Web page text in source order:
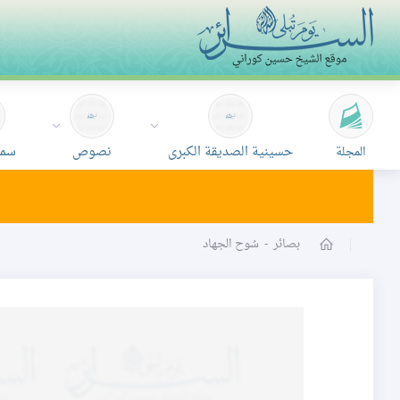
المجلة حسينية الصديقة الكبرى نصوص
بصائر - سُوح الجهاد